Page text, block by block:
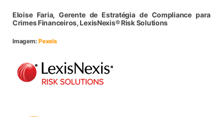
Eloise Faria, Gerente de Estratégia de Compliance para
Crimes Financeiros, LexisNexis® Risk Solutions
Imagem:Pexels